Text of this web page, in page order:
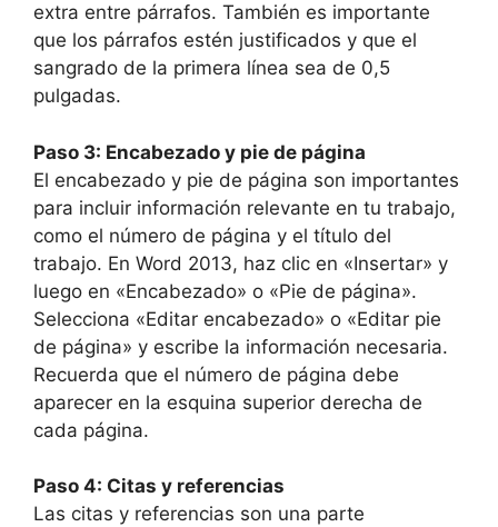
extra entre párrafos. También es importante
que los párrafos estén justificados y que el
sangrado de la primera línea sea de 0,5
pulgadas.
Paso 3: Encabezado y pie de página
El encabezado y pie de página son importantes
para incluir información relevante en tu trabajo,
como el número de página y el título del
trabajo. En Word 2013, haz clic en «Insertar» y
luego en «Encabezado» o «Pie de página».
Selecciona «Editar encabezado» o «Editar pie
de página» y escribe la información necesaria.
Recuerda que el número de página debe
aparecer en la esquina superior derecha de
cada página.
Paso 4: Citas y referencias
Las citas y referencias son una parte